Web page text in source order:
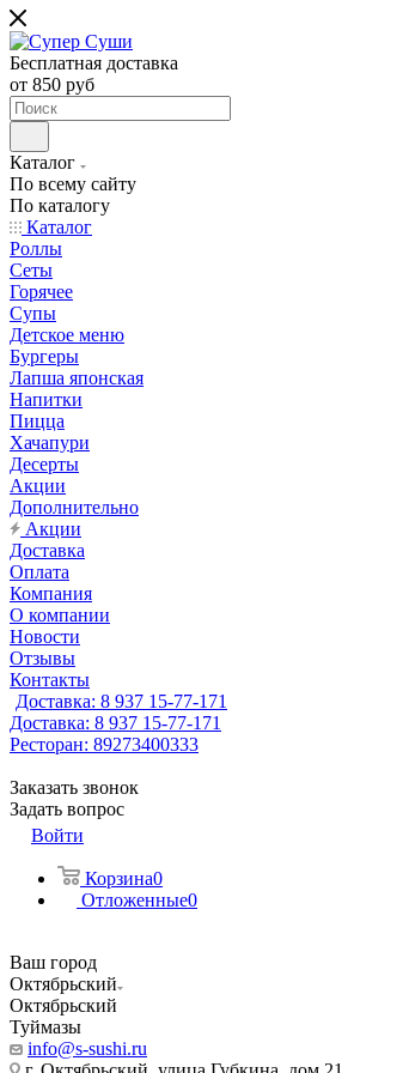
Бесплатная доставка
от 850 руб
Каталог
По всему сайту
По каталогу
Каталог
Роллы
Сеты
Горячее
Супы
Детское меню
Бургеры
Лапша японская
Напитки
Пицца
Хачапури
Десерты
Акции
Дополнительно
Акции
Доставка
Оплата
Компания
О компании
Новости
Отзывы
Контакты
Доставка: 8 937 15-77-171
Доставка: 8 937 15-77-171
Ресторан: 89273400333
Заказать звонок
Задать вопрос
Войти
Корзина0
Отложенные0
Ваш город
Октябрьский
Октябрьский
Туймазы
info@s-sushi.ru